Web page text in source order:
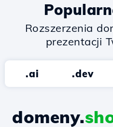
Rozszerzenia
prezentacji
.ai .dev
domeny.